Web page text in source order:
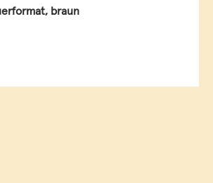
braun